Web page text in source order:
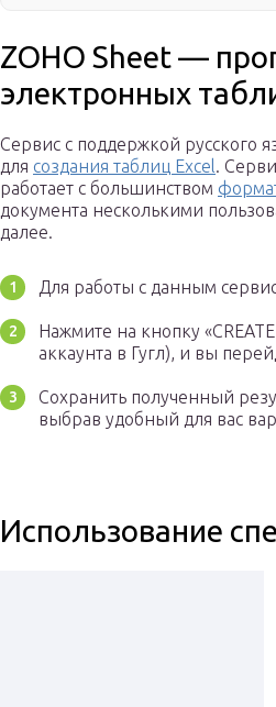
ZOHO Sheet —
электронных
Сервис с поддержкой
для создания таблиц Excel.
работает с большинством
документа несколькими
далее.
Для работы с данным
Нажмите на кнопку
аккаунта в Гугл), и вы
Сохранить полученный
выбрав удобный для вас
Использование